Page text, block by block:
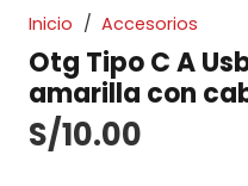
Inicio / Accesorios
Otg Tipo C A
amarilla con
S/10.00